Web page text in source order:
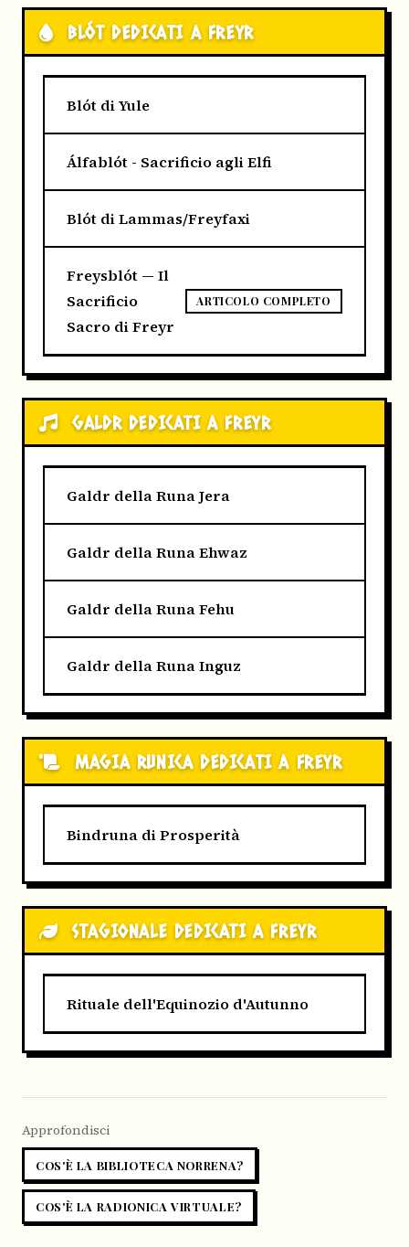
BLÓT DEDICATI A FREYR
Blót di Yule
Álfablót - Sacrificio agli Elfi
Blót di Lammas/Freyfaxi
Freysblót — Il
Sacrificio
Sacro di Freyr
ARTICOLO COMPLETO
GALDR DEDICATI A FREYR
Galdr della Runa Jera
Galdr della Runa Ehwaz
Galdr della Runa Fehu
Galdr della Runa Inguz
MAGIA RUNICA DEDICATI A FREYR
Bindruna di Prosperità
STAGIONALE DEDICATI A FREYR
Rituale dell'Equinozio d'Autunno
Approfondisci
COS'È LA BIBLIOTECA NORRENA?
COS'È LA RADIONICA VIRTUALE?